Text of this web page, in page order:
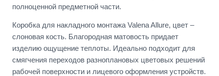
полноценной предметной части.
Коробка для накладного монтажа Valena Allure, цвет –
слоновая кость. Благородная матовость придает
изделию ощущение теплоты. Идеально подходит для
смягчения переходов разноплановых цветовых решений
рабочей поверхности и лицевого оформления устройств.